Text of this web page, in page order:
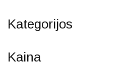
Kategorijos
Kaina